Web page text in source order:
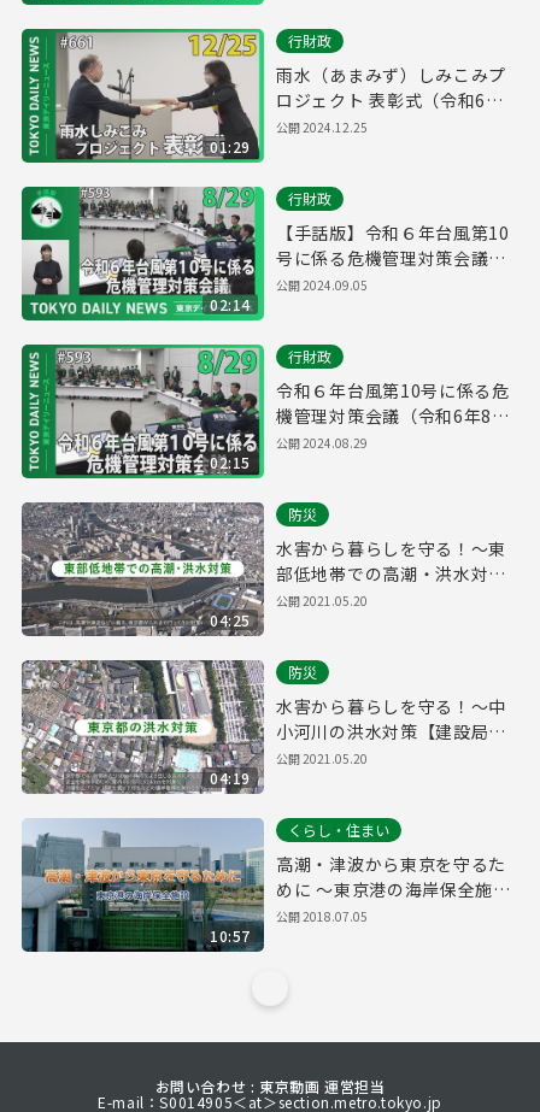
01:29
行財政
雨水（あまみず）しみこみプ
ロジェクト 表彰式（令和6年
12月24日 東京デイリーニュー
公開2024.12.25
02:14
行財政
【手話版】令和６年台風第10
号に係る危機管理対策会議
（令和6年8月29日 東京デイリ
公開2024.09.05
02:15
行財政
令和６年台風第10号に係る危
機管理対策会議（令和6年8月
29日 東京デイリーニュース
公開2024.08.29
04:25
防災
水害から暮らしを守る！～東
部低地帯での高潮・洪水対策
【建設局】～
公開2021.05.20
04:19
防災
水害から暮らしを守る！～中
小河川の洪水対策【建設局】
～
公開2021.05.20
10:57
くらし・住まい
高潮・津波から東京を守るた
めに ～東京港の海岸保全施設
～
公開2018.07.05
お問い合わせ : 東京動画 運営担当
E-mail：S0014905＜at＞section.metro.tokyo.jp